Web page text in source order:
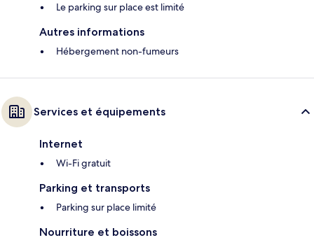
Le parking sur place est limité
Autres informations
Hébergement non-fumeurs
Services et équipements
Internet
Wi-Fi gratuit
Parking et transports
Parking sur place limité
Nourriture et boissons